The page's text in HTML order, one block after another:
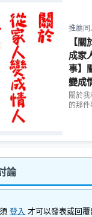
推薦同
【
成家
事】
變成
吳明
關於
的那件
論
登入 才可以發表或回